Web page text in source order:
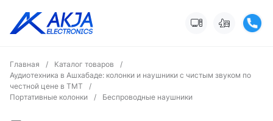
Главная / Каталог товаров
/
Аудиотехника в Ашхабаде: колонки и наушники с чистым звуком по
честной цене в ТМТ
/
Портативные колонки
/ Беспроводные наушники